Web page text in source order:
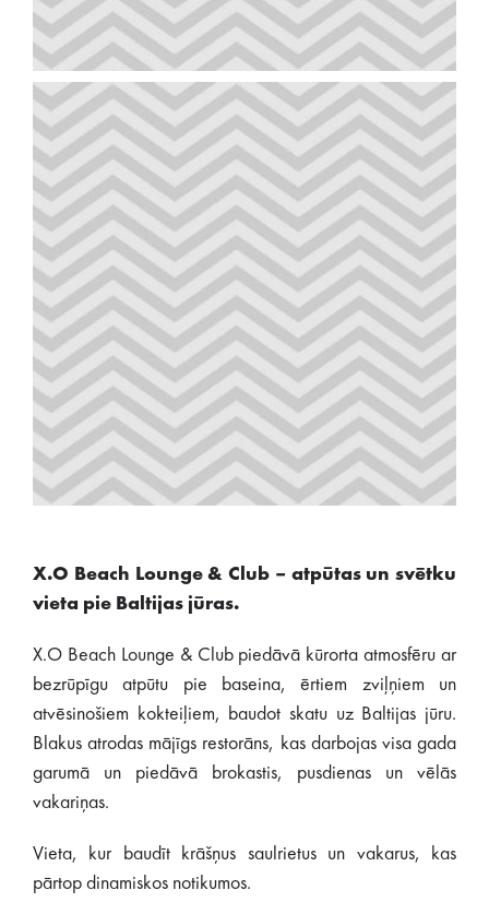
X.O Beach Lounge & Club – atpūtas un svētku
vieta pie Baltijas jūras.
X.O Beach Lounge & Club piedāvā kūrorta atmosfēru ar
bezrūpīgu atpūtu pie baseina, ērtiem zviļņiem un
atvēsinošiem kokteiļiem, baudot skatu uz Baltijas jūru.
Blakus atrodas mājīgs restorāns, kas darbojas visa gada
garumā un piedāvā brokastis, pusdienas un vēlās
vakariņas.
Vieta, kur baudīt krāšņus saulrietus un vakarus, kas
pārtop dinamiskos notikumos.